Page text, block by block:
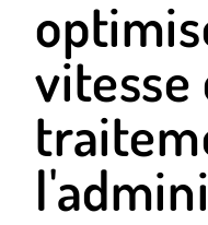
vitesse